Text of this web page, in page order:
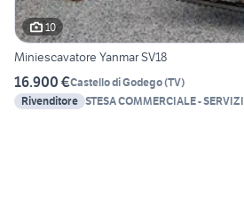
10
Miniescavatore Yanmar SV18
16.900 €Castello di Godego(TV)
Rivenditore STESA COMMERCIALE - SERVIZI